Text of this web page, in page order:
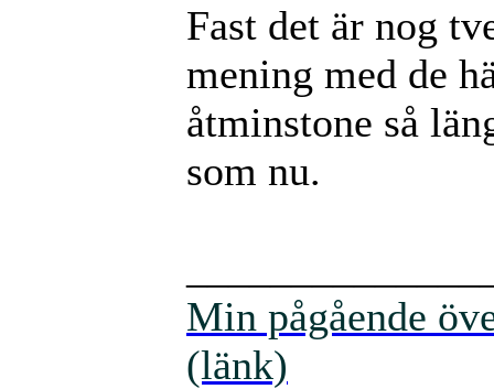
Fast det är nog
mening med de
åtminstone så
som nu.
Min pågående
(länk)